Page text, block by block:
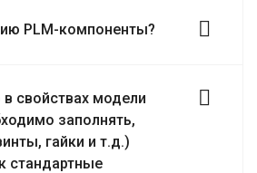
PLM-компоненты?
свойствах модели
заполнять,
гайки и т.д.)
стандартные